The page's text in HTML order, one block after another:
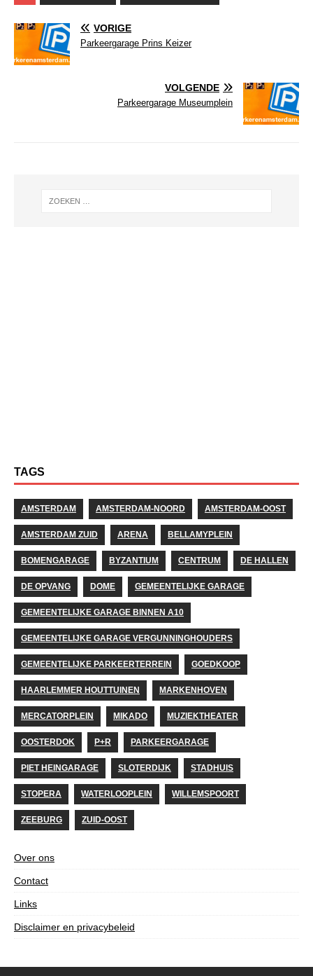
VORIGE
Parkeergarage Prins Keizer
VOLGENDE
Parkeergarage Museumplein
TAGS
AMSTERDAM AMSTERDAM-NOORD AMSTERDAM-OOST
AMSTERDAM ZUID ARENA BELLAMYPLEIN
BOMENGARAGE BYZANTIUM CENTRUM DE HALLEN
DE OPVANG DOME GEMEENTELIJKE GARAGE
GEMEENTELIJKE GARAGE BINNEN A10
GEMEENTELIJKE GARAGE VERGUNNINGHOUDERS
GEMEENTELIJKE PARKEERTERREIN GOEDKOOP
HAARLEMMER HOUTTUINEN MARKENHOVEN
MERCATORPLEIN MIKADO MUZIEKTHEATER
OOSTERDOK P+R PARKEERGARAGE
PIET HEINGARAGE SLOTERDIJK STADHUIS
STOPERA WATERLOOPLEIN WILLEMSPOORT
ZEEBURG ZUID-OOST
Over ons
Contact
Links
Disclaimer en privacybeleid